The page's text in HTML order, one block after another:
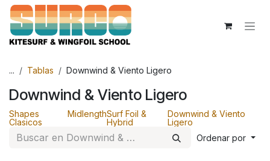
Ir al contenido
... Tablas Downwind & Viento Ligero
Downwind & Viento Ligero
Shapes
Clasicos
MidlengthSurf Foil &
Hybrid
Downwind & Viento
Ligero
Ordenar por